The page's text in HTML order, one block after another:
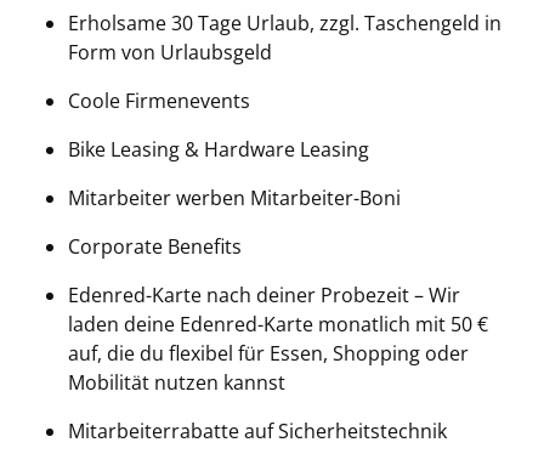
Erholsame 30 Tage Urlaub, zzgl. Taschengeld in
Form von Urlaubsgeld
Coole Firmenevents
Bike Leasing & Hardware Leasing
Mitarbeiter werben Mitarbeiter-Boni
Corporate Benefits
Edenred-Karte nach deiner Probezeit – Wir
laden deine Edenred-Karte monatlich mit 50 €
auf, die du flexibel für Essen, Shopping oder
Mobilität nutzen kannst
Mitarbeiterrabatte auf Sicherheitstechnik